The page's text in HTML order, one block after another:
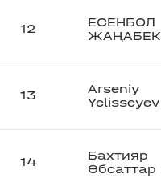
12
ЕСЕНБОЛ
ЖАҢАБЕК
13
Arseniy
Yelisseyev
14
Бахтияр
Әбсаттар